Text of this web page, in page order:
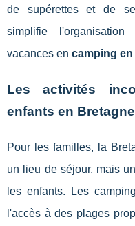
de supérettes et de
simplifie
vacances en camping
Les activités
enfants en
Pour les familles, la
un lieu de séjour, mais
les enfants. Les
l'accès à des plages